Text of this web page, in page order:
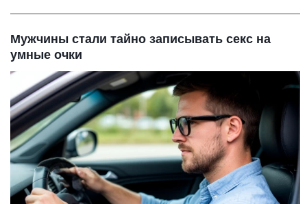
Мужчины стали тайно записывать секс на
умные очки